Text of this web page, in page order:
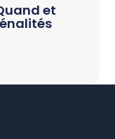
et